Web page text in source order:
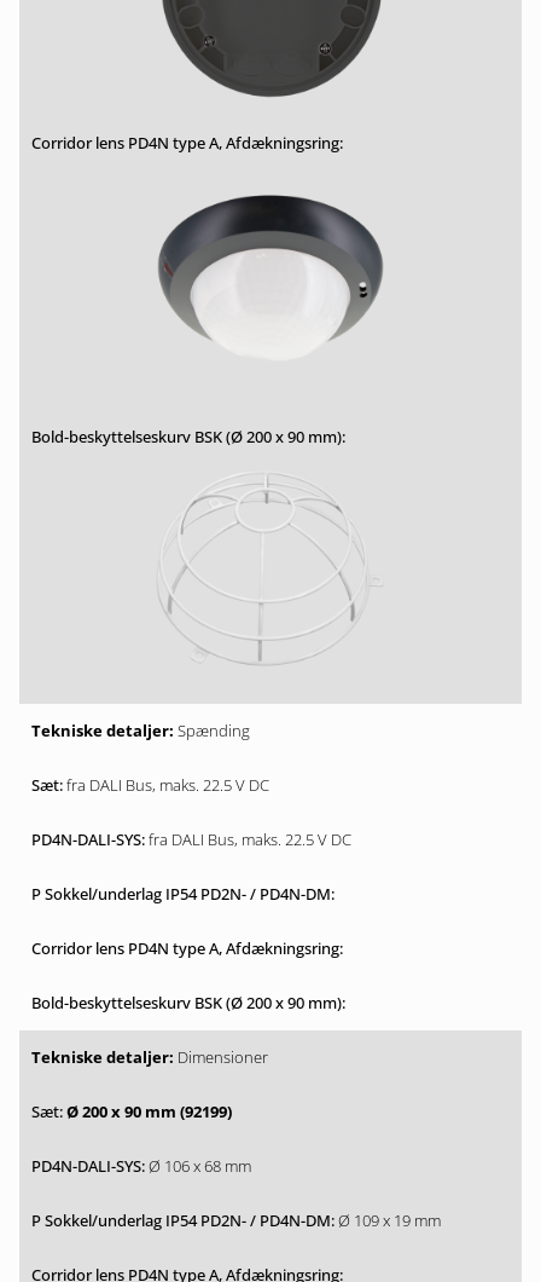
Spænding
fra DALI Bus, maks. 22.5 V DC
fra DALI Bus, maks. 22.5 V DC
Dimensioner
Ø 200 x 90 mm (92199)
Ø 106 x 68 mm
Ø 109 x 19 mm